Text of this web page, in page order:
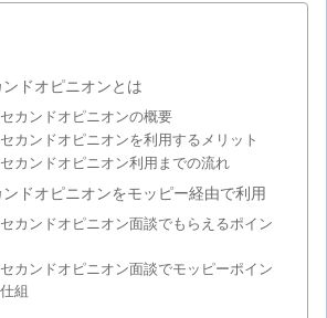
ドオピニオンとは
カンドオピニオンの概要
カンドオピニオンを利用するメリット
カンドオピニオン利用までの流れ
ドオピニオンをモッピー経由で利用
カンドオピニオン面談でもらえるポイン
カンドオピニオン面談でモッピーポイン
組